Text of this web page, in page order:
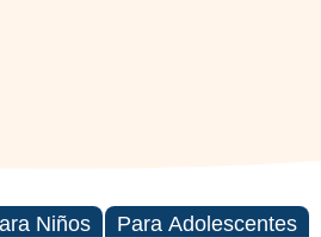
Niños Para Adolescentes